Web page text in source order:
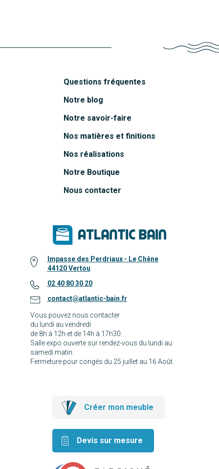
Questions fréquentes
Notre blog
Notre savoir-faire
Nos matières et finitions
Nos réalisations
Notre Boutique
Nous contacter
Impasse des Perdriaux - Le Chêne
44120 Vertou
02 40 80 30 20
contact@atlantic-bain.fr
Vous pouvez nous contacter
du lundi au vendredi
de 8h à 12h et de 14h à 17h30.
Salle expo ouverte sur rendez-vous du lundi au
samedi matin.
Fermeture pour congés du 25 juillet au 16 Août.
Créer mon meuble
Devis sur mesure